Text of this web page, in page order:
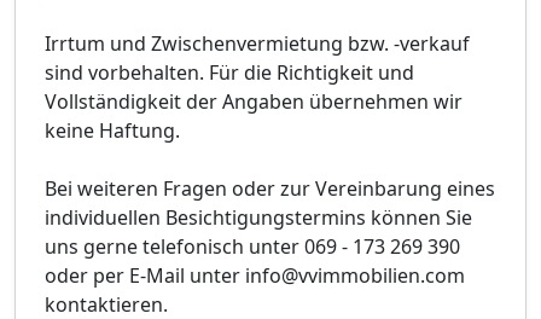
Irrtum und Zwischenvermietung bzw. -verkauf
sind vorbehalten. Für die Richtigkeit und
Vollständigkeit der Angaben übernehmen wir
keine Haftung.
Bei weiteren Fragen oder zur Vereinbarung eines
individuellen Besichtigungstermins können Sie
uns gerne telefonisch unter 069 - 173 269 390
oder per E-Mail unter info@vvimmobilien.com
kontaktieren.